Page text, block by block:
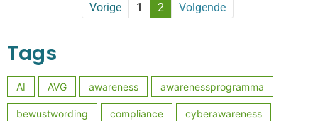
Vorige 1 2 Volgende
Tags
AI AVG awareness awarenessprogramma
bewustwording compliance cyberawareness